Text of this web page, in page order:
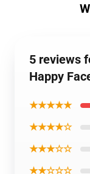
5 reviews
Happy
★★★★★
★★★★☆
★★★☆☆
★★☆☆☆